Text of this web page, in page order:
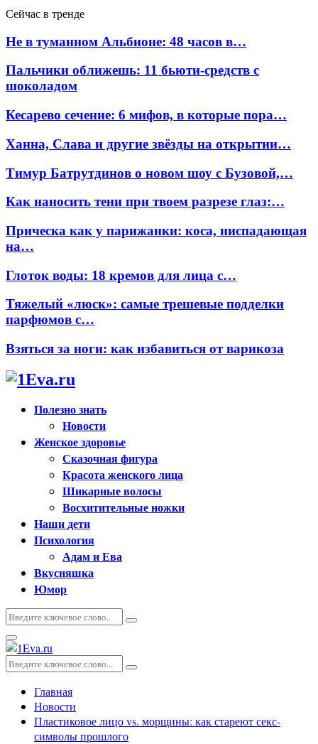
Сейчас в тренде
Не в туманном Альбионе: 48 часов в…
Пальчики оближешь: 11 бьюти-средств с
шоколадом
Кесарево сечение: 6 мифов, в которые пора…
Ханна, Слава и другие звёзды на открытии…
Тимур Батрутдинов о новом шоу с Бузовой,…
Как наносить тени при твоем разрезе глаз:…
Прическа как у парижанки: коса, ниспадающая
на…
Глоток воды: 18 кремов для лица с…
Тяжелый «люск»: самые трешевые подделки
парфюмов с…
Взяться за ноги: как избавиться от варикоза
Полезно знать
Новости
Женское здоровье
Сказочная фигура
Красота женского лица
Шикарные волосы
Восхитительные ножки
Наши дети
Психология
Адам и Ева
Вкусняшка
Юмор
Искать:
Поиск
Основное
меню
Искать:
Поиск
Главная
Новости
Пластиковое лицо vs. морщины: как стареют секс-
символы прошлого